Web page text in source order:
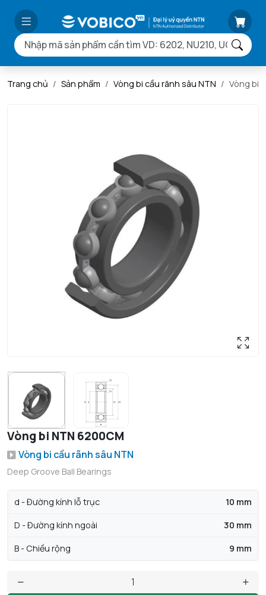
Trang chủ Sản phẩm Vòng bi cầu rãnh sâu NTN Vòng bi
Vòng bi NTN 6200CM
Vòng bi cầu rãnh sâu NTN
Deep Groove Ball Bearings
d - Đường kính lỗ trục 10 mm
D - Đường kính ngoài 30 mm
B - Chiều rộng 9 mm